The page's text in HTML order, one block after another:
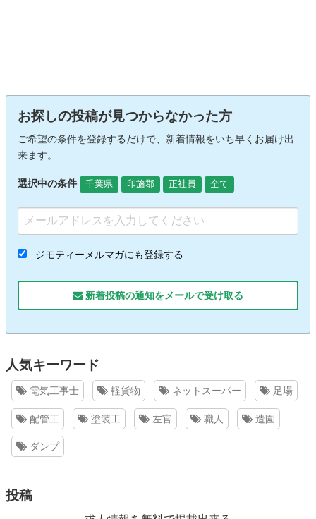
お探しの投稿が見つからなかった方
ご希望の条件を登録するだけで、新着情報をいち早くお届け出
来ます。
選択中の条件 千葉県 印旛郡 正社員 全て
ジモティーメルマガにも登録する
新着投稿の通知をメールで受け取る
人気キーワード
電気工事士 軽貨物 ネットスーパー 足場
配管工 塗装工 左官 職人 造園
ダンプ
投稿